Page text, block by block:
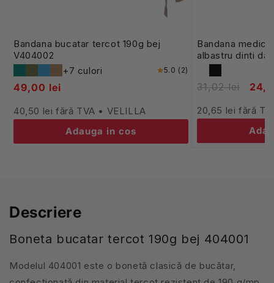
Bandana bucatar tercot 190g bej
V404002
+7 culori
5.0 (2)
49,00 lei
40,50 lei fără TVA • VELILLA
Adauga in cos
Bandana
albastru dinti
31,02 lei
20,65 lei fără
Descriere
Boneta bucatar tercot 190g bej 404001
Modelul 404001 este o bonetă clasică de bucătar,